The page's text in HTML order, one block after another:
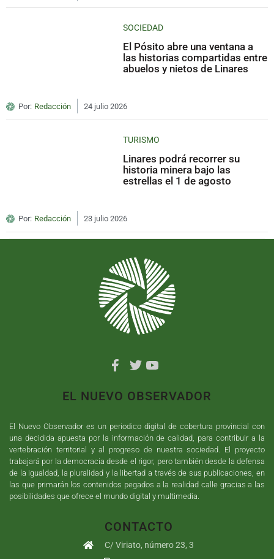
SOCIEDAD
El Pósito abre una ventana a
las historias compartidas entre
abuelos y nietos de Linares
Por: Redacción 24 julio 2026
TURISMO
Linares podrá recorrer su
historia minera bajo las
estrellas el 1 de agosto
Por: Redacción 23 julio 2026
EL NUEVO OBSERVADOR
El Nuevo Observador es un periodico digital de cobertura provincial con
una decidida apuesta por la información de calidad, para contribuir a la
vertebración territorial y al progreso de nuestra sociedad. El proyecto
trabajará por la democracia desde el rigor, pero también desde la defensa
de la igualdad, la pluralidad y la libertad a través de sus publicaciones, en
las que primarán los contenidos pegados a la realidad calle gracias a las
posibilidades que ofrece el mundo digital y multimedia.
CONTACTO
C/ Viriato, número 23, 3